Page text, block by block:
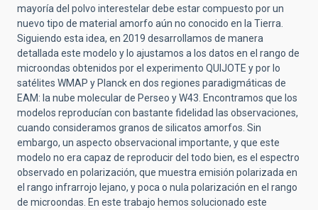
mayoría del polvo interestelar debe estar compuesto por un
nuevo tipo de material amorfo aún no conocido en la Tierra.
Siguiendo esta idea, en 2019 desarrollamos de manera
detallada este modelo y lo ajustamos a los datos en el rango de
microondas obtenidos por el experimento QUIJOTE y por lo
satélites WMAP y Planck en dos regiones paradigmáticas de
EAM: la nube molecular de Perseo y W43. Encontramos que los
modelos reproducían con bastante fidelidad las observaciones,
cuando consideramos granos de silicatos amorfos. Sin
embargo, un aspecto observacional importante, y que este
modelo no era capaz de reproducir del todo bien, es el espectro
observado en polarización, que muestra emisión polarizada en
el rango infrarrojo lejano, y poca o nula polarización en el rango
de microondas. En este trabajo hemos solucionado este